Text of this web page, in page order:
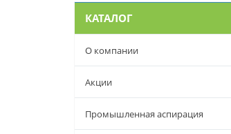
КАТАЛОГ
О компании
Акции
Промышленная аспирация